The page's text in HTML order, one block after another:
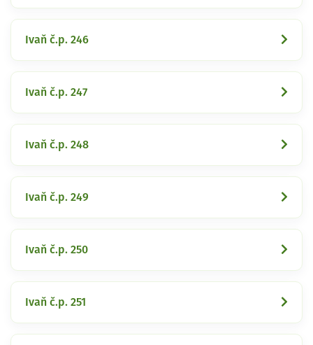
Ivaň č.p. 246
Ivaň č.p. 247
Ivaň č.p. 248
Ivaň č.p. 249
Ivaň č.p. 250
Ivaň č.p. 251